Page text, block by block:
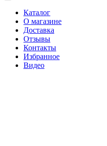
Каталог
О магазине
Доставка
Отзывы
Контакты
Избранное
Видео